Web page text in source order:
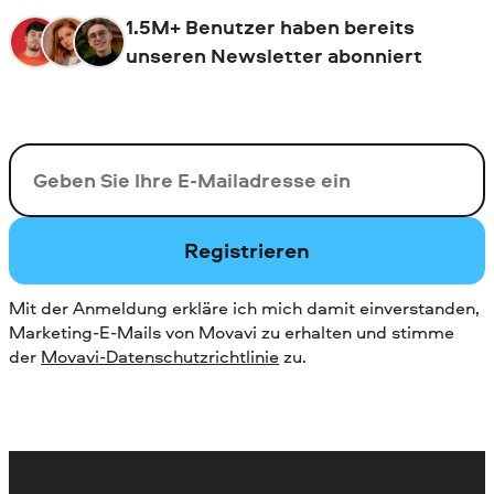
1.5M+ Benutzer haben bereits
unseren Newsletter abonniert
Ihre E-Mail-Addresse
Registrieren
Mit der Anmeldung erkläre ich mich damit einverstanden,
Marketing-E-Mails von Movavi zu erhalten und stimme
der Movavi-Datenschutzrichtliniezu.